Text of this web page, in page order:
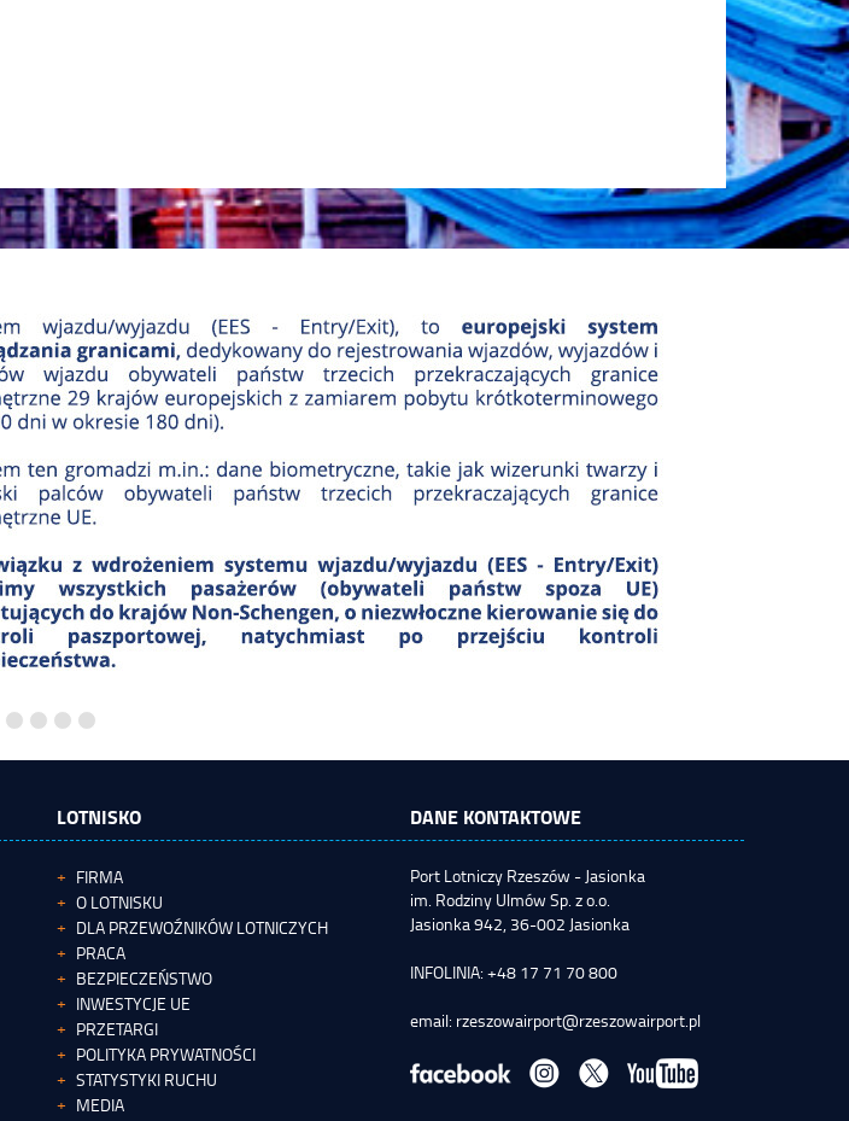
LOTNISKO DANE KONTAKTOWE
FIRMA
O LOTNISKU
DLA PRZEWOŹNIKÓW LOTNICZYCH
PRACA
BEZPIECZEŃSTWO
INWESTYCJE UE
PRZETARGI
POLITYKA PRYWATNOŚCI
STATYSTYKI RUCHU
MEDIA
Port Lotniczy Rzeszów - Jasionka
im. Rodziny Ulmów Sp. z o.o.
Jasionka 942, 36-002 Jasionka
INFOLINIA: +48 17 71 70 800
email: rzeszowairport@rzeszowairport.pl